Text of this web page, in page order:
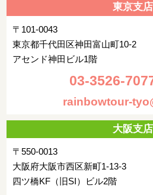
東京支店
〒101-0043
東京都千代田区神田富山町10-2
アセンド神田ビル1階
03-3526-
rainbowtour-
大阪支店
〒550-0013
大阪府大阪市西区新町1-13-3
四ツ橋KF（旧SI）ビル2階